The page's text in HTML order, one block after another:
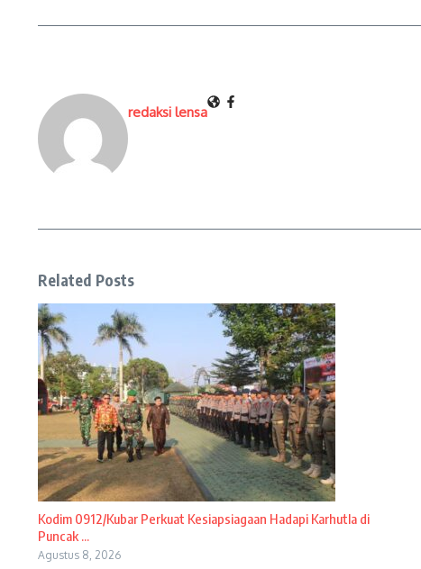
redaksi lensa
Related Posts
Kodim 0912/Kubar Perkuat Kesiapsiagaan Hadapi Karhutla di
Puncak ...
Agustus 8, 2026